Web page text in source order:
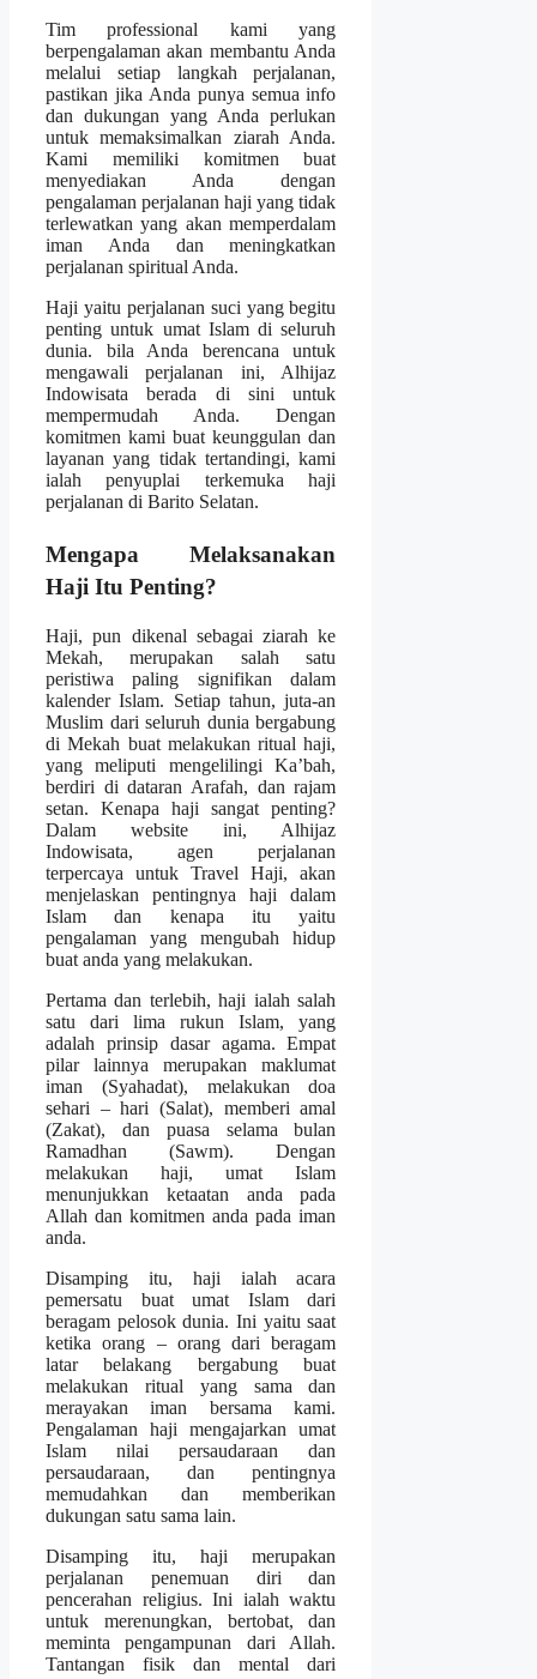
Tim professional kami yang
berpengalaman akan membantu Anda
melalui setiap langkah perjalanan,
pastikan jika Anda punya semua info
dan dukungan yang Anda perlukan
untuk memaksimalkan ziarah Anda.
Kami memiliki komitmen buat
menyediakan Anda dengan
pengalaman perjalanan haji yang tidak
terlewatkan yang akan memperdalam
iman Anda dan meningkatkan
perjalanan spiritual Anda.
Haji yaitu perjalanan suci yang begitu
penting untuk umat Islam di seluruh
dunia. bila Anda berencana untuk
mengawali perjalanan ini, Alhijaz
Indowisata berada di sini untuk
mempermudah Anda. Dengan
komitmen kami buat keunggulan dan
layanan yang tidak tertandingi, kami
ialah penyuplai terkemuka haji
perjalanan di Barito Selatan.
Mengapa Melaksanakan
Haji Itu Penting?
Haji, pun dikenal sebagai ziarah ke
Mekah, merupakan salah satu
peristiwa paling signifikan dalam
kalender Islam. Setiap tahun, juta-an
Muslim dari seluruh dunia bergabung
di Mekah buat melakukan ritual haji,
yang meliputi mengelilingi Ka’bah,
berdiri di dataran Arafah, dan rajam
setan. Kenapa haji sangat penting?
Dalam website ini, Alhijaz
Indowisata, agen perjalanan
terpercaya untuk Travel Haji, akan
menjelaskan pentingnya haji dalam
Islam dan kenapa itu yaitu
pengalaman yang mengubah hidup
buat anda yang melakukan.
Pertama dan terlebih, haji ialah salah
satu dari lima rukun Islam, yang
adalah prinsip dasar agama. Empat
pilar lainnya merupakan maklumat
iman (Syahadat), melakukan doa
sehari – hari (Salat), memberi amal
(Zakat), dan puasa selama bulan
Ramadhan (Sawm). Dengan
melakukan haji, umat Islam
menunjukkan ketaatan anda pada
Allah dan komitmen anda pada iman
anda.
Disamping itu, haji ialah acara
pemersatu buat umat Islam dari
beragam pelosok dunia. Ini yaitu saat
ketika orang – orang dari beragam
latar belakang bergabung buat
melakukan ritual yang sama dan
merayakan iman bersama kami.
Pengalaman haji mengajarkan umat
Islam nilai persaudaraan dan
persaudaraan, dan pentingnya
memudahkan dan memberikan
dukungan satu sama lain.
Disamping itu, haji merupakan
perjalanan penemuan diri dan
pencerahan religius. Ini ialah waktu
untuk merenungkan, bertobat, dan
meminta pengampunan dari Allah.
Tantangan fisik dan mental dari